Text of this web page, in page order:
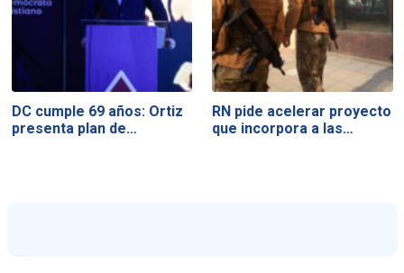
DC cumple 69 años: Ortiz
presenta plan de…
RN pide acelerar proyecto
que incorpora a las…